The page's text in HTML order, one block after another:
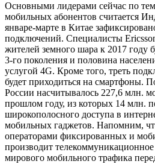
Основными лидерами сейчас по
мобильных абонентов считается
январе-марте в Китае
подключений. Специалисты
жителей земного шара к 2017 году
3-го поколения и половина
услугой 4G. Кроме того, треть
будет приходиться на смартфоны.
России насчитывалось 227,6 млн.
прошлом году, из которых 14 млн.
широкополосного доступа в
мобильных гаджетов. Напомним,
операторами фиксированных и
производит
мирового мобильного трафика